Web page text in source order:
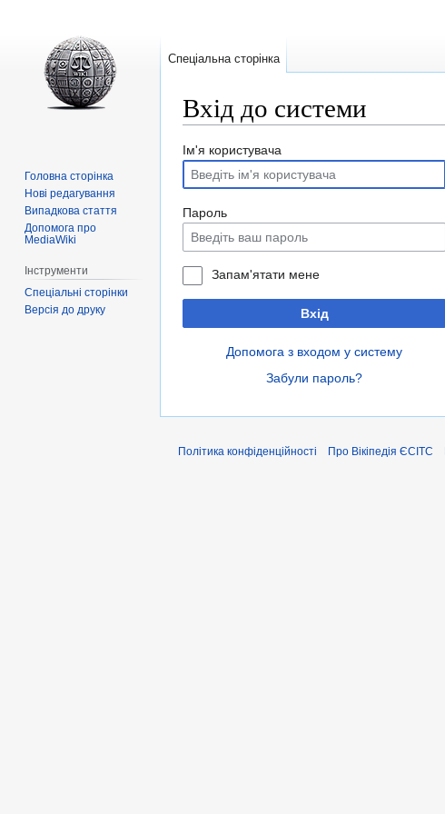
Вхід до системи
Перейти
до
навігації
Перейти
до
пошуку
Ім'я користувача
Пароль
Запам'ятати мене
Вхід
Допомога з входом у систему
Забули пароль?
Спеціальна сторінка
Головна сторінка
Нові редагування
Випадкова стаття
Допомога про
MediaWiki
Інструменти
Спеціальні сторінки
Версія до друку
Політика конфіденційності Про Вікіпедія ЄСІТС